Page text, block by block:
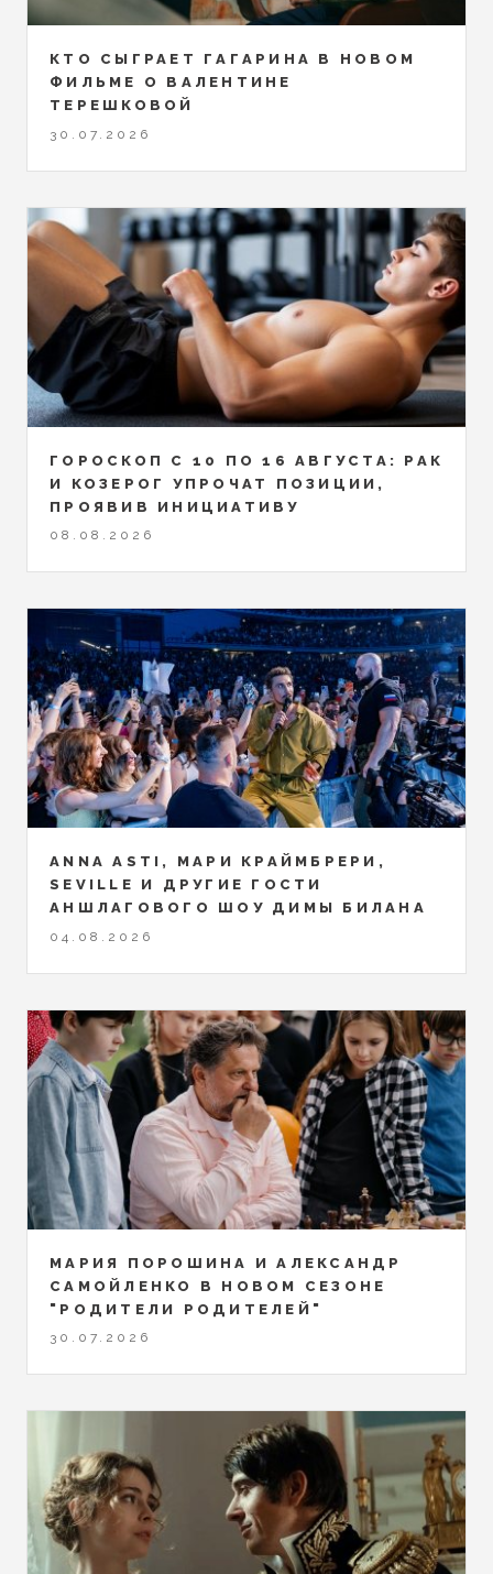
КТО СЫГРАЕТ ГАГАРИНА В НОВОМ
ФИЛЬМЕ О ВАЛЕНТИНЕ
ТЕРЕШКОВОЙ
30.07.2026
ГОРОСКОП С 10 ПО 16 АВГУСТА: РАК
И КОЗЕРОГ УПРОЧАТ ПОЗИЦИИ,
ПРОЯВИВ ИНИЦИАТИВУ
08.08.2026
ANNA ASTI, МАРИ КРАЙМБРЕРИ,
SEVILLE И ДРУГИЕ ГОСТИ
АНШЛАГОВОГО ШОУ ДИМЫ БИЛАНА
04.08.2026
МАРИЯ ПОРОШИНА И АЛЕКСАНДР
САМОЙЛЕНКО В НОВОМ СЕЗОНЕ
"РОДИТЕЛИ РОДИТЕЛЕЙ"
30.07.2026